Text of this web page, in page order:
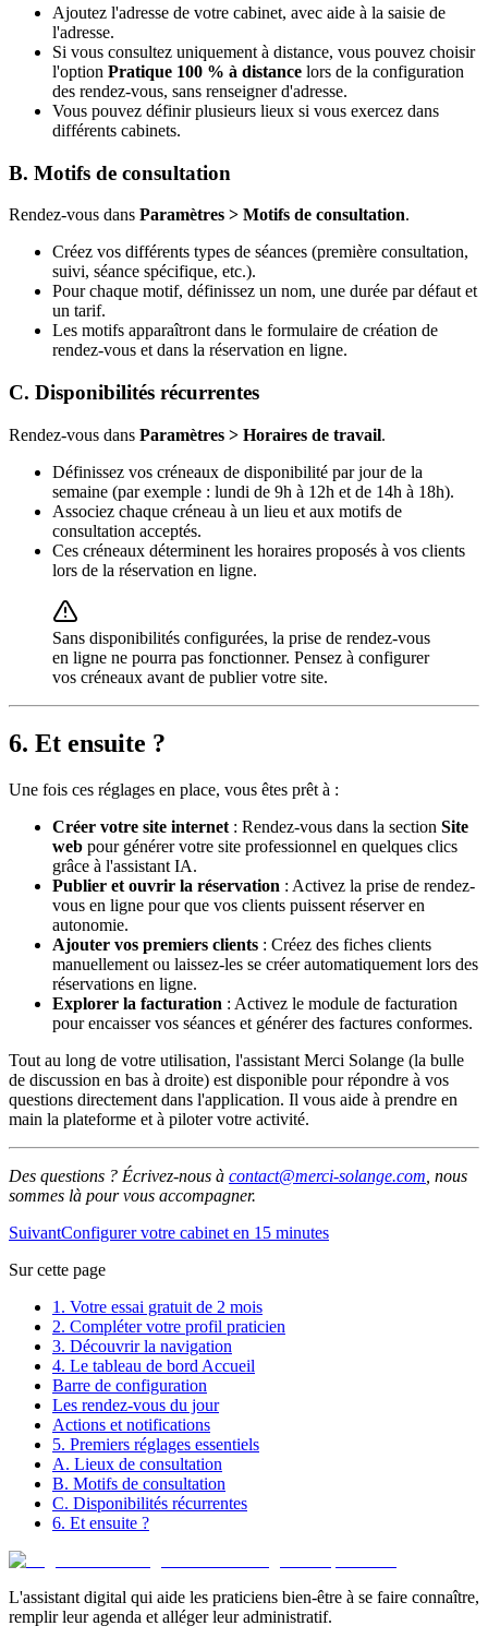
Ajoutez l'adresse de votre cabinet, avec aide à la saisie de
l'adresse.
Si vous consultez uniquement à distance, vous pouvez choisir
l'option Pratique 100 % à distance lors de la configuration
des rendez-vous, sans renseigner d'adresse.
Vous pouvez définir plusieurs lieux si vous exercez dans
différents cabinets.
B. Motifs de consultation
Rendez-vous dans Paramètres > Motifs de consultation.
Créez vos différents types de séances (première consultation,
suivi, séance spécifique, etc.).
Pour chaque motif, définissez un nom, une durée par défaut et
un tarif.
Les motifs apparaîtront dans le formulaire de création de
rendez-vous et dans la réservation en ligne.
C. Disponibilités récurrentes
Rendez-vous dans Paramètres > Horaires de travail.
Définissez vos créneaux de disponibilité par jour de la
semaine (par exemple : lundi de 9h à 12h et de 14h à 18h).
Associez chaque créneau à un lieu et aux motifs de
consultation acceptés.
Ces créneaux déterminent les horaires proposés à vos clients
lors de la réservation en ligne.
Sans disponibilités configurées, la prise de rendez-vous
en ligne ne pourra pas fonctionner. Pensez à configurer
vos créneaux avant de publier votre site.
6. Et ensuite ?
Une fois ces réglages en place, vous êtes prêt à :
Créer votre site internet : Rendez-vous dans la section Site
web pour générer votre site professionnel en quelques clics
grâce à l'assistant IA.
Publier et ouvrir la réservation : Activez la prise de rendez-
vous en ligne pour que vos clients puissent réserver en
autonomie.
Ajouter vos premiers clients : Créez des fiches clients
manuellement ou laissez-les se créer automatiquement lors des
réservations en ligne.
Explorer la facturation : Activez le module de facturation
pour encaisser vos séances et générer des factures conformes.
Tout au long de votre utilisation, l'assistant Merci Solange (la bulle
de discussion en bas à droite) est disponible pour répondre à vos
questions directement dans l'application. Il vous aide à prendre en
main la plateforme et à piloter votre activité.
Des questions ? Écrivez-nous à contact@merci-solange.com , nous
sommes là pour vous accompagner.
SuivantConfigurer votre cabinet en 15 minutes
Sur cette page
1. Votre essai gratuit de 2 mois
2. Compléter votre profil praticien
3. Découvrir la navigation
4. Le tableau de bord Accueil
Barre de configuration
Les rendez-vous du jour
Actions et notifications
5. Premiers réglages essentiels
A. Lieux de consultation
B. Motifs de consultation
C. Disponibilités récurrentes
6. Et ensuite ?
L'assistant digital qui aide les praticiens bien-être à se faire connaître,
remplir leur agenda et alléger leur administratif.